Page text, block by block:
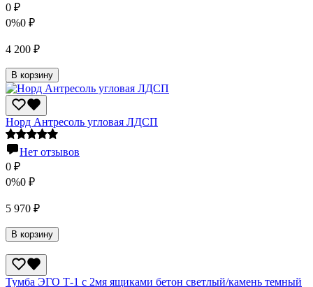
0 ₽
0%0 ₽
4 200 ₽
В корзину
Норд Антресоль угловая ЛДСП
Нет отзывов
0 ₽
0%0 ₽
5 970 ₽
В корзину
Тумба ЭГО Т-1 с 2мя ящиками бетон светлый/камень темный